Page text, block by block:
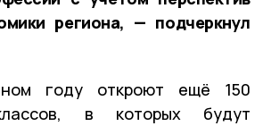
региона, — подчеркнул
году откроют ещё 150
в которых будут